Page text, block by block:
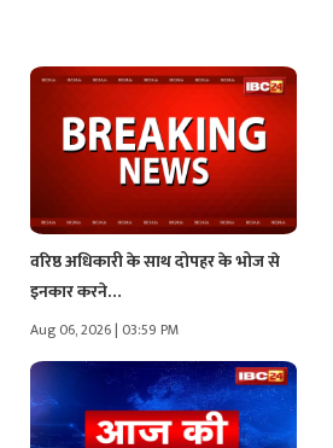
वरिष्ठ अधिकारी के साथ दोपहर के भोज से
इनकार करने…
Aug 06, 2026 | 03:59 PM